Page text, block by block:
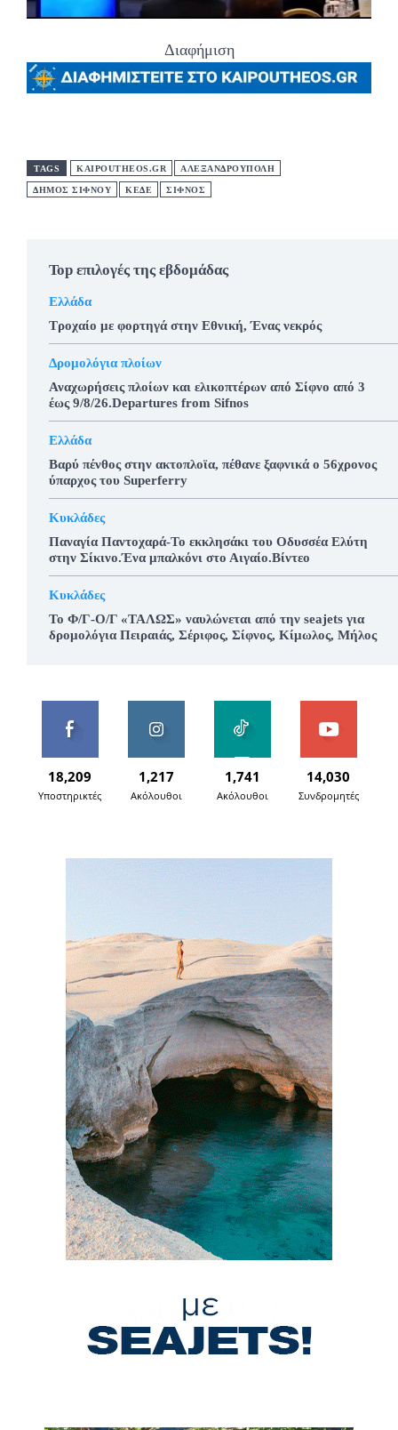
Διαφήμιση
TAGS KAIPOUTHEOS.GR ΑΛΕΞΑΝΔΡΟΥΠΟΛΗ
ΔΗΜΟΣ ΣΙΦΝΟΥ ΚΕΔΕ ΣΙΦΝΟΣ
Top επιλογές της εβδομάδας
Ελλάδα
Τροχαίο με φορτηγά στην Εθνική, Ένας νεκρός
Δρομολόγια πλοίων
Αναχωρήσεις πλοίων και ελικοπτέρων από Σίφνο από 3
έως 9/8/26.Departures from Sifnos
Ελλάδα
Βαρύ πένθος στην ακτοπλοϊα, πέθανε ξαφνικά ο 56χρονος
ύπαρχος του Superferry
Κυκλάδες
Παναγία Παντοχαρά-Το εκκλησάκι του Οδυσσέα Ελύτη
στην Σίκινο.Ένα μπαλκόνι στο Αιγαίο.Βίντεο
Κυκλάδες
To Φ/Γ-Ο/Γ «ΤΑΛΩΣ» ναυλώνεται από την seajets για
δρομολόγια Πειραιάς, Σέριφος, Σίφνος, Κίμωλος, Μήλος
18,209
Υποστηρικτές
1,217
Ακόλουθοι
1,741
Ακόλουθοι
14,030
Συνδρομητές